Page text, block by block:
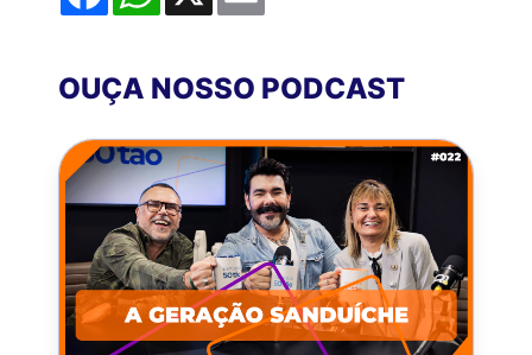
OUÇA NOSSO PODCAST